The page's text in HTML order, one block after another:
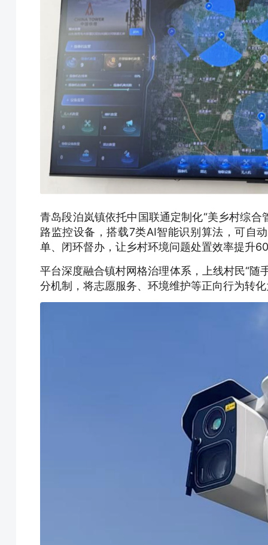
青岛段泊岚镇依托中国联通定制化“美乡村综
路监控设备，搭载7类AI智能识别算法，可自
单、闭环督办，让乡村环境问题处置效率提升
平台深度融合镇村网格治理体系，上线村民“随
分机制，将志愿服务、环境维护等正向行为转